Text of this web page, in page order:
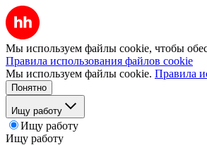
Мы используем файлы cookie, чтобы
Правила использования файлов cookie
Мы используем файлы cookie. Правила
Понятно
Ищу работу
Ищу работу
Ищу работу